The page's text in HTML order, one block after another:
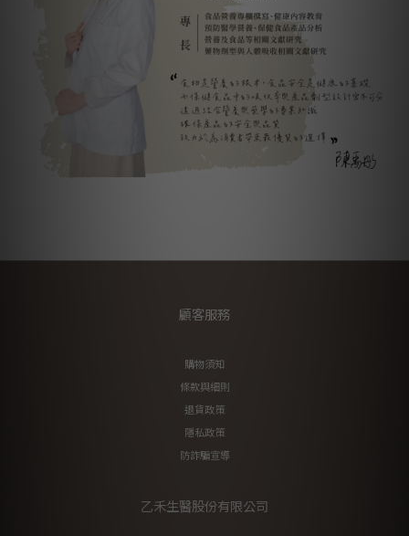
顧客服務
購物須知
條款與細則
退貨政策
隱私政策
防詐騙宣導
乙禾生醫股份有限公司